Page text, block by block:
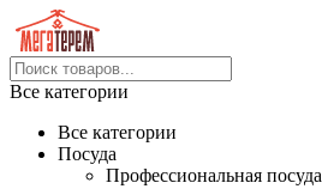
Все категории
Все категории
Посуда
Профессиональная посуда